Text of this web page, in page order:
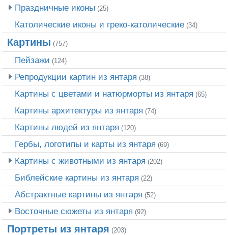
Праздничные иконы (25)
Католические иконы и греко-католические (34)
Картины (757)
Пейзажи (124)
Репродукции картин из янтаря (38)
Картины с цветами и натюрморты из янтаря (65)
Картины архитектуры из янтаря (74)
Картины людей из янтаря (120)
Гербы, логотипы и карты из янтаря (69)
Картины с животными из янтаря (202)
Библейские картины из янтаря (22)
Абстрактные картины из янтаря (52)
Восточные сюжеты из янтаря (92)
Портреты из янтаря (203)